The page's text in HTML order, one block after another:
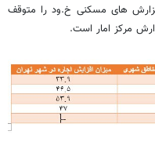
از مرداد سال 1403 انتشار گزارش های مسکنی خ.ود را متوقف